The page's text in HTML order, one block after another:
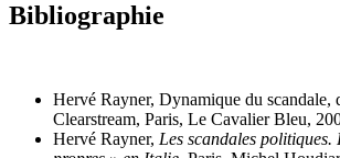
Bibliographie
Hervé Rayner, Dynamique du scandale,
Clearstream, Paris, Le Cavalier Bleu,
Hervé Rayner, Les scandales